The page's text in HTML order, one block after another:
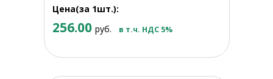
Цена(за 1шт.):
256.00 руб. в т.ч. НДС 5%